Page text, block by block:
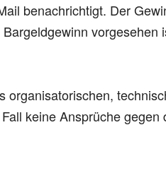
benachrichtigt. Der
vorgesehen
keine Ansprüche gegen